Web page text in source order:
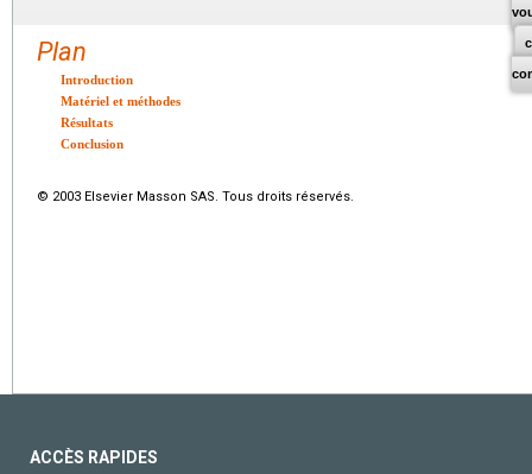
Plan
Introduction
Matériel et méthodes
Résultats
Conclusion
© 2003 Elsevier Masson SAS. Tous droits réservés.
ACCÈS RAPIDES